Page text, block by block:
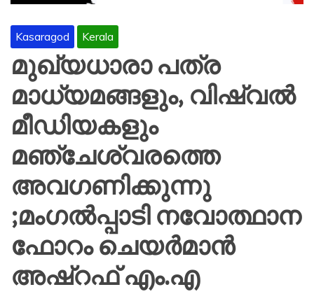
Kasaragod Kerala
മുഖ്യധാരാ പത്ര
മാധ്യമങ്ങളും, വിഷ്വൽ
മീഡിയകളും
മഞ്ചേശ്വരത്തെ
അവഗണിക്കുന്നു
;മംഗൽപ്പാടി നവോത്ഥാന
ഫോറം ചെയർമാൻ
അഷ്റഫ് എം.എ